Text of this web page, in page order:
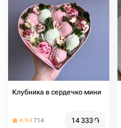
Клубника в сердечко мини
4.94714 14 333֏